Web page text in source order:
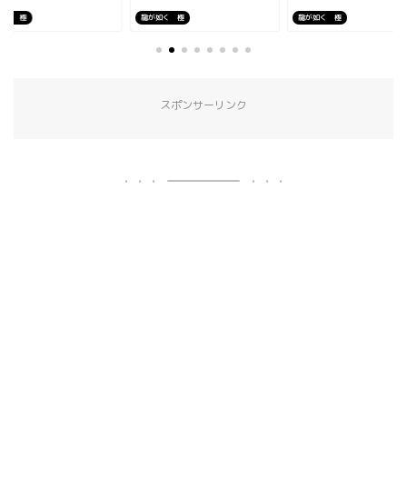
く 極 龍が如く 極 龍が如く 極
スポンサーリンク